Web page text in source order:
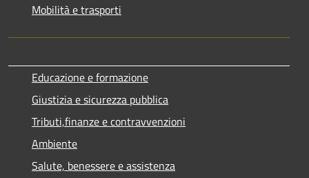
Mobilità e trasporti
Educazione e formazione
Giustizia e sicurezza pubblica
Tributi,finanze e contravvenzioni
Ambiente
Salute, benessere e assistenza